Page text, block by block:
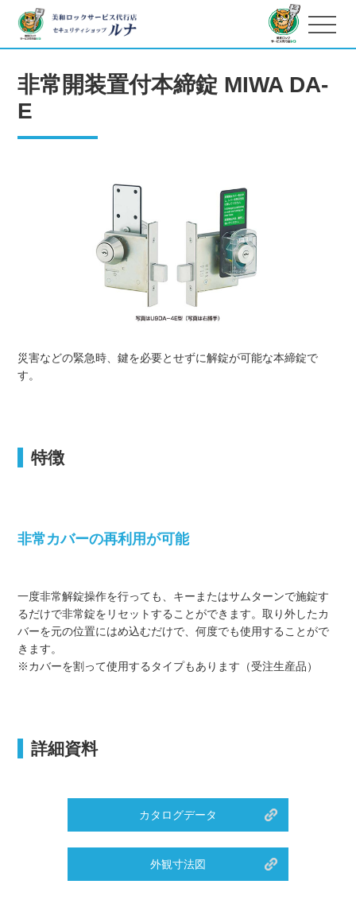
非常開装置付本締錠 MIWA DA-
E
災害などの緊急時、鍵を必要とせずに解錠が可能な本締錠で
す。
特徴
非常カバーの再利用が可能
一度非常解錠操作を行っても、キーまたはサムターンで施錠す
るだけで非常錠をリセットすることができます。取り外したカ
バーを元の位置にはめ込むだけで、何度でも使用することがで
きます。
※カバーを割って使用するタイプもあります（受注生産品）
詳細資料
カタログデータ
外観寸法図